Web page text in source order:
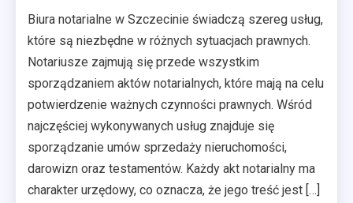
Biura notarialne w Szczecinie świadczą szereg usług,
które są niezbędne w różnych sytuacjach prawnych.
Notariusze zajmują się przede wszystkim
sporządzaniem aktów notarialnych, które mają na celu
potwierdzenie ważnych czynności prawnych. Wśród
najczęściej wykonywanych usług znajduje się
sporządzanie umów sprzedaży nieruchomości,
darowizn oraz testamentów. Każdy akt notarialny ma
charakter urzędowy, co oznacza, że jego treść jest […]